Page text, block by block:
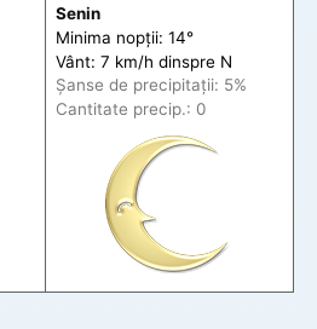
Senin
Minima nopții: 14°
Vânt: 7 km/h dinspre N
Șanse de precipitații: 5%
Cantitate precip.: 0